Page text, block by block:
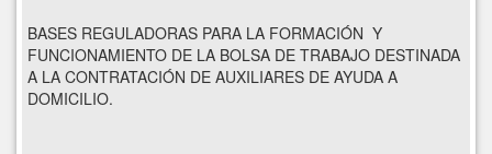
BASES REGULADORAS PARA LA FORMACIÓN Y
FUNCIONAMIENTO DE LA BOLSA DE TRABAJO DESTINADA
A LA CONTRATACIÓN DE AUXILIARES DE AYUDA A
DOMICILIO.